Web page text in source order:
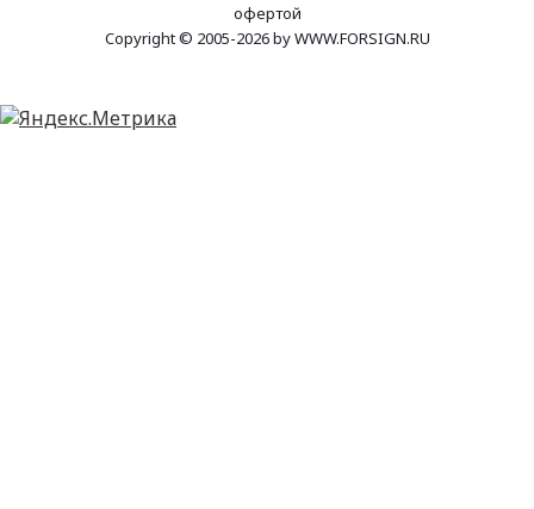
офертой
Copyright © 2005-2026 by WWW.FORSIGN.RU